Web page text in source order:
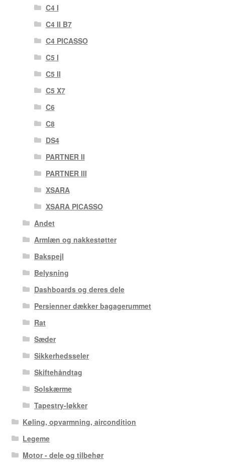
C4 I
C4 II B7
C4 PICASSO
C5 I
C5 II
C5 X7
C6
C8
DS4
PARTNER II
PARTNER III
XSARA
XSARA PICASSO
Andet
Armlæn og nakkestøtter
Bakspejl
Belysning
Dashboards og deres dele
Persienner dækker bagagerummet
Rat
Sæder
Sikkerhedsseler
Skiftehåndtag
Solskærme
Tapestry-løkker
Køling, opvarmning, aircondition
Legeme
Motor - dele og tilbehør